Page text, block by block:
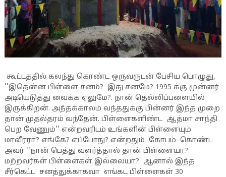
கூட்டத்தில் கலந்து கொண்ட ஒருவருடன் பேசிய பொழுது,
''இதென்ன பிள்ளை சனம்? இது சனமே? 1995 க்கு முன்னர்
அடியெடுத்து வைக்க ஏலுமே?. நான் தெல்லிப்பளையில்
இருக்கிறன். அந்தக்காலம் வந்ததுக்கு பின்னர் இந்த முறை
தான் முதல்தரம் வந்தேன். பிள்ளைகளிண்ட ஆத்மா சாந்தி
பெற வேணும்'' என்றவரிடம் உங்களின் பிள்ளையும்
மாவீரரா? எங்கே? எப்போது? என்றதும் கோபம் கொண்ட
அவர் ''நான் பெத்து வளர்த்தால் தான் பிள்ளையா?
மற்றவர்கள் பிள்ளைகள் இல்லையா? ஆனால் இந்த
சீர்கெட்ட சனத்துக்காகவா எங்கட பிள்ளைகள் 30